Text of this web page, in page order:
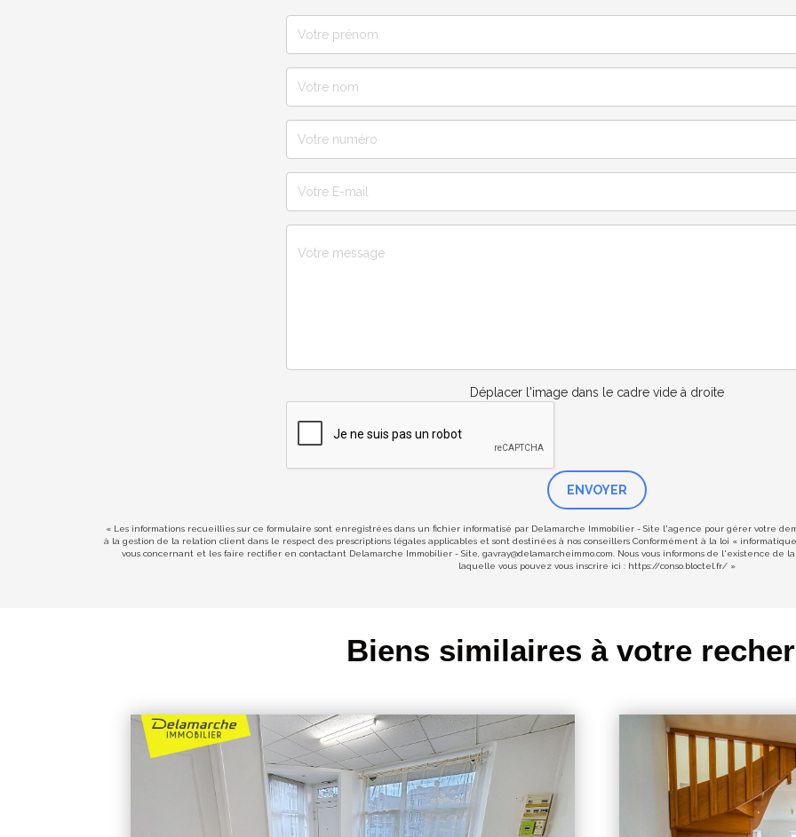
Déplacer l'image dans le cadre vide à droite
ENVOYER
« Les informations recueillies sur ce formulaire sont enregistrées dans un fichier informatisé par Delamarche Immobilier - Site l'agence pour gérer votre
à la gestion de la relation client dans le respect des prescriptions légales applicables et sont destinées à nos conseillers Conformément à la loi «
vous concernant et les faire rectifier en contactant Delamarche Immobilier - Site, gavray@delamarcheimmo.com. Nous vous informons de l'existence de
laquelle vous pouvez vous inscrire ici : https://conso.bloctel.fr/ »
Biens similaires à votre